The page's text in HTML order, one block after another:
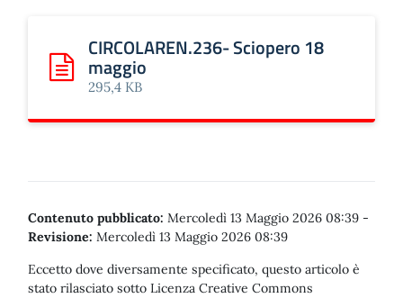
Scarica: CIRCOLAREN.236- Sciopero 18 maggio
CIRCOLAREN.236- Sciopero 18
maggio
295,4 KB
Contenuto pubblicato: Mercoledì 13 Maggio 2026 08:39 -
Revisione: Mercoledì 13 Maggio 2026 08:39
Eccetto dove diversamente specificato, questo articolo è
stato rilasciato sotto Licenza Creative Commons